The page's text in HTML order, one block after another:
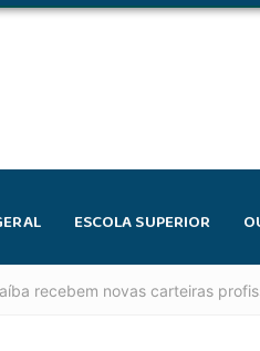
ESCOLA SUPERIOR
recebem novas carteiras